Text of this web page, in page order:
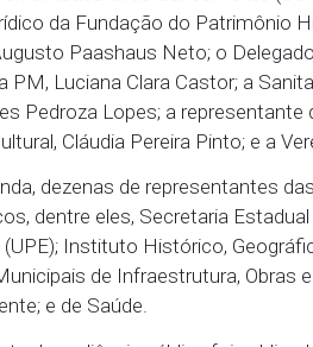
das condições das
– presencial e online –
Promotor de Justiça
fizeram parte da
do MPPE, Procuradora de
a Secretária de Assistência
o Chefe da Procuradoria
Pernambucana de